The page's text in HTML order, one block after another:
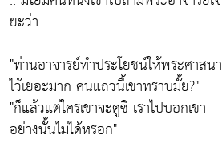
ยะว่า ..
"ท่านอาจารย์ทำประโยชน์ให้พระศาสนา
ไว้เยอะมาก คนแถวนี้เขาทราบมั้ย?"
"ก็แล้วแต่ใครเขาจะดูซิ เราไปบอกเขา
อย่างนั้นไม่ได้หรอก"